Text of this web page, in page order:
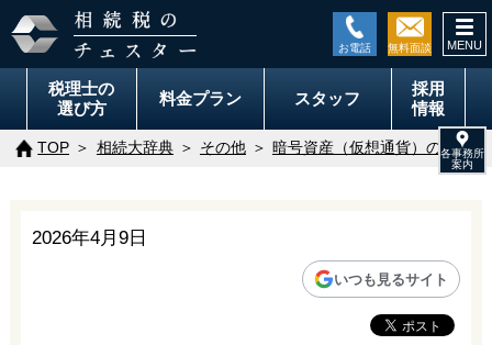
税理士の
選び方
料金プラン スタッフ
採用
情報
TOP 相続大辞典 その他 暗号資産（仮想通貨）の相続
2026年4月9日
いつも見るサイト